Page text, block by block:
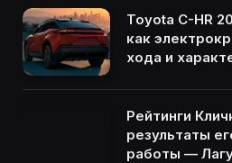
Toyota C-HR
как
хода и
Рейтинги
результаты
работы —